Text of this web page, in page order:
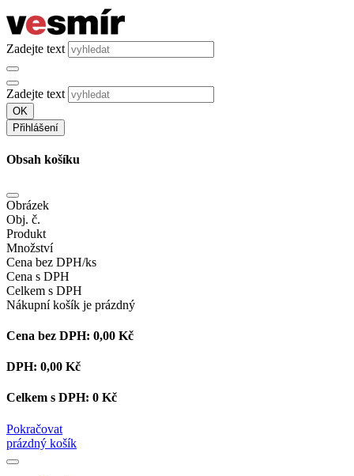
Zadejte text
Zadejte text
OK
Přihlášení
Obsah košíku
Obrázek
Obj. č.
Produkt
Množství
Cena bez DPH/ks
Cena s DPH
Celkem s DPH
Nákupní košík je prázdný
Cena bez DPH: 0,00 Kč
DPH: 0,00 Kč
Celkem s DPH: 0 Kč
Pokračovat
prázdný košík